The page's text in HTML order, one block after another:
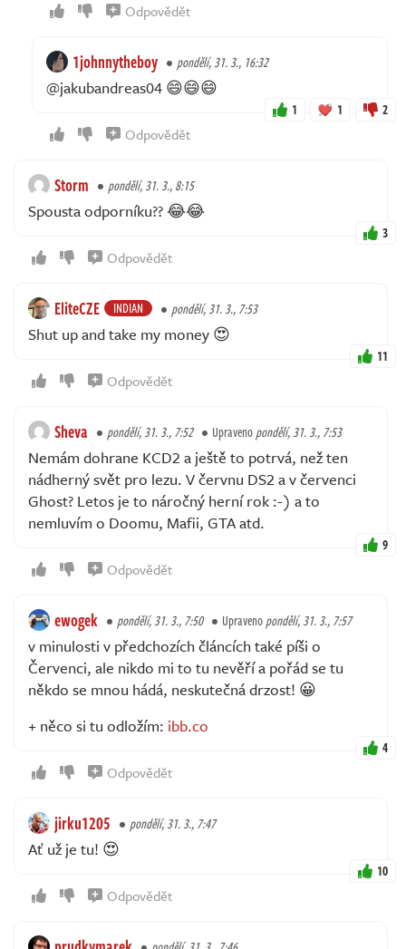
Odpovědět
1johnnytheboy pondělí, 31. 3., 16:32
@jakubandreas04 😄😄😄
1 1 2
Odpovědět
Storm pondělí, 31. 3., 8:15
Spousta odporníku?? 😂😂
3
Odpovědět
EliteCZE INDIAN pondělí, 31. 3., 7:53
Shut up and take my money 😍
11
Odpovědět
Sheva pondělí, 31. 3., 7:52 Upravenopondělí, 31. 3., 7:53
Nemám dohrane KCD2 a ještě to potrvá, než ten
nádherný svět pro lezu. V červnu DS2 a v červenci
Ghost? Letos je to náročný herní rok :-) a to
nemluvím o Doomu, Mafii, GTA atd.
9
Odpovědět
ewogek pondělí, 31. 3., 7:50 Upravenopondělí, 31. 3., 7:57
v minulosti v předchozích článcích také píši o
Červenci, ale nikdo mi to tu nevěří a pořád se tu
někdo se mnou hádá, neskutečná drzost! 😀
+ něco si tu odložím: ibb.co
4
Odpovědět
jirku1205 pondělí, 31. 3., 7:47
Ať už je tu! 😍
10
Odpovědět